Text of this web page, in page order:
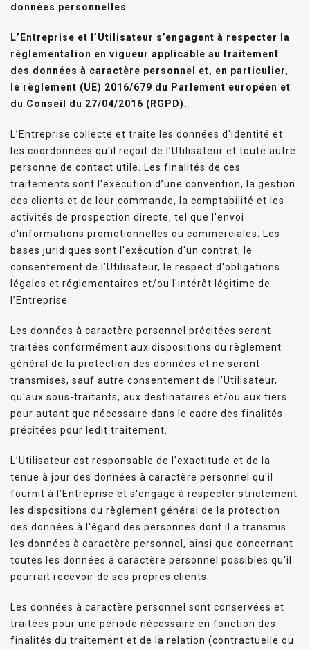
données personnelles
L’Entreprise et l’Utilisateur s’engagent à respecter la
réglementation en vigueur applicable au traitement
des données à caractère personnel et, en particulier,
le règlement (UE) 2016/679 du Parlement européen et
du Conseil du 27/04/2016 (RGPD).
L’Entreprise collecte et traite les données d'identité et
les coordonnées qu'il reçoit de l’Utilisateur et toute autre
personne de contact utile. Les finalités de ces
traitements sont l'exécution d’une convention, la gestion
des clients et de leur commande, la comptabilité et les
activités de prospection directe, tel que l'envoi
d'informations promotionnelles ou commerciales. Les
bases juridiques sont l'exécution d'un contrat, le
consentement de l’Utilisateur, le respect d'obligations
légales et réglementaires et/ou l'intérêt légitime de
l’Entreprise.
Les données à caractère personnel précitées seront
traitées conformément aux dispositions du règlement
général de la protection des données et ne seront
transmises, sauf autre consentement de l’Utilisateur,
qu'aux sous-traitants, aux destinataires et/ou aux tiers
pour autant que nécessaire dans le cadre des finalités
précitées pour ledit traitement.
L’Utilisateur est responsable de l'exactitude et de la
tenue à jour des données à caractère personnel qu'il
fournit à l’Entreprise et s'engage à respecter strictement
les dispositions du règlement général de la protection
des données à l'égard des personnes dont il a transmis
les données à caractère personnel, ainsi que concernant
toutes les données à caractère personnel possibles qu'il
pourrait recevoir de ses propres clients.
Les données à caractère personnel sont conservées et
traitées pour une période nécessaire en fonction des
finalités du traitement et de la relation (contractuelle ou